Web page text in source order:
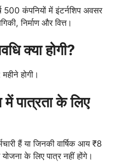
500 कंपनियों में इंटर्नशिप अवसर
निर्माण और वित्त।
क्या होगी?
होगी।
में पात्रता के लिए
हैं या जिनकी वार्षिक आय ₹8
के लिए पात्र नहीं होंगे।